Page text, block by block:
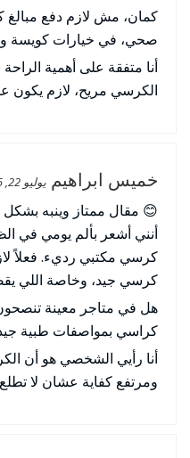
كمان، مش لازم دفع
صحي، في خيارات كويسة
أنا متفقة على أهمية
الكرسي مريح، لازم يكون
خميس ابراهيم يوليو 22, 2025 AT 18:00
😊 مقال ممتاز وينبه
أنني أشعر بألم يومي في
كرسي مكتبي رديء. فعلاً
كرسي جيد، وخاصة اللي
هل في متاجر معينة
كراسي بمواصفات طبية
أنا رأيي الشخصي هو أن
ومرتفع كفاية عشان لا